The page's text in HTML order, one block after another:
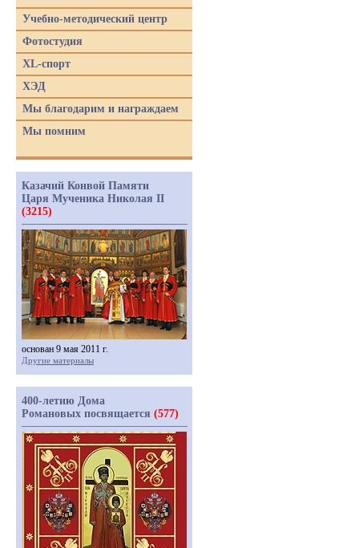
Учебно-методический центр
Фотостудия
XL-спорт
ХЭД
Мы благодарим и награждаем
Мы помним
Казачий Конвой Памяти
Царя Мученика Николая II
(3215)
основан 9 мая 2011 г.
Другие материалы
400-летию Дома
Романовых посвящается (577)